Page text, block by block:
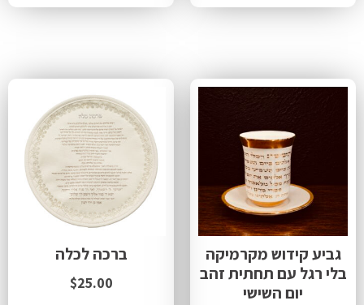
גביע קידוש מקרמיקה
בלי רגל עם תחתית זהב
יום השישי
ברכה לכלה
$25.00